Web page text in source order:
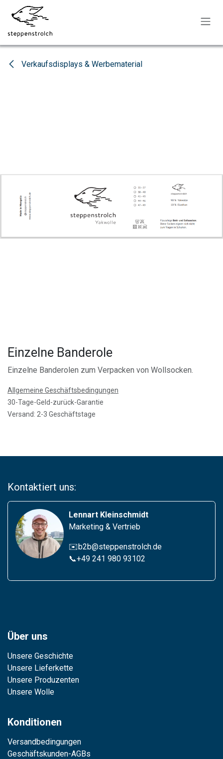
Zum Inhalt springen
Verkaufsdisplays & Werbematerial
Einzelne Banderole
Einzelne Banderolen zum Verpacken von Wollsocken.
Allgemeine Geschäftsbedingungen
30-Tage-Geld-zurück-Garantie
Versand: 2-3 Geschäftstage
Kontaktiert uns:
Lennart Kleinschmidt
Marketing & Vertrieb
✉️b2b@steppenstrolch.de
📞+49 241 980 93102
Über uns
Unsere Geschichte
Unsere Lieferkette
Unsere Produzenten
Unsere Wolle
Konditionen
Versandbedingungen
Geschäftskunden-AGBs